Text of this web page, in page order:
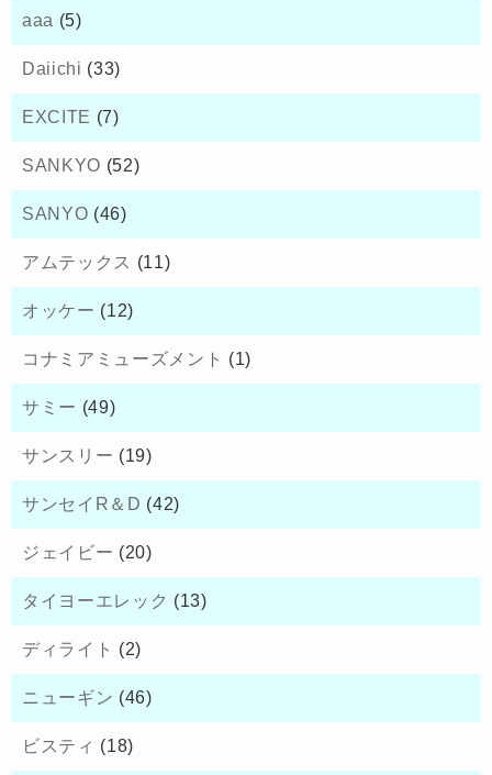
aaa (5)
Daiichi (33)
EXCITE (7)
SANKYO (52)
SANYO (46)
アムテックス (11)
オッケー (12)
コナミアミューズメント (1)
サミー (49)
サンスリー (19)
サンセイR＆D (42)
ジェイビー (20)
タイヨーエレック (13)
ディライト (2)
ニューギン (46)
ビスティ (18)